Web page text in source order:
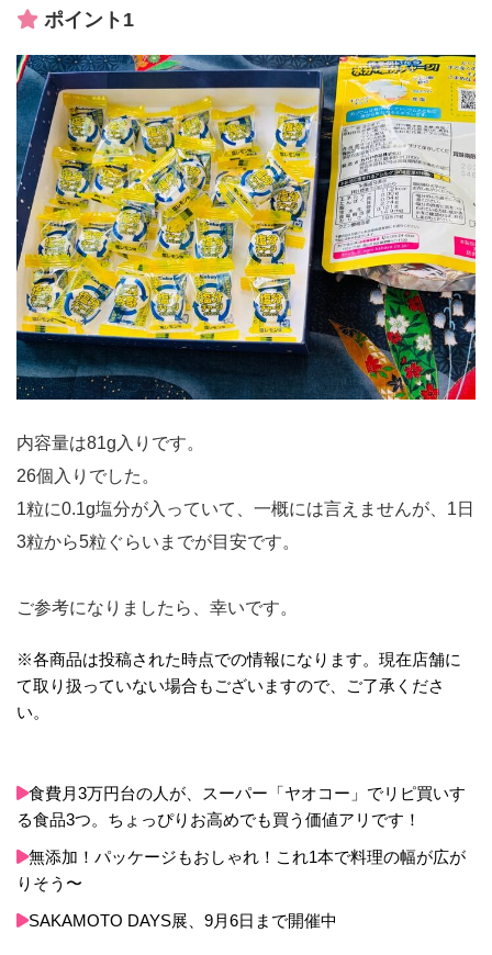
ポイント1
内容量は81g入りです。
26個入りでした。
1粒に0.1g塩分が入っていて、一概には言えませんが、1日
3粒から5粒ぐらいまでが目安です。
ご参考になりましたら、幸いです。
※各商品は投稿された時点での情報になります。現在店舗に
て取り扱っていない場合もございますので、ご了承くださ
い。
食費月3万円台の人が、スーパー「ヤオコー」でリピ買いす
る食品3つ。ちょっぴりお高めでも買う価値アリです！
無添加！パッケージもおしゃれ！これ1本で料理の幅が広が
りそう〜
SAKAMOTO DAYS展、9月6日まで開催中